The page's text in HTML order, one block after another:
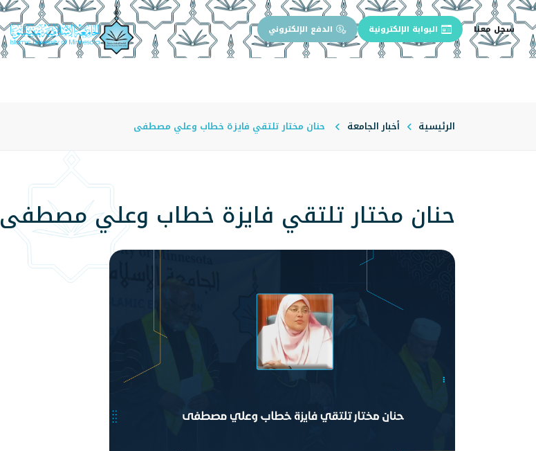
سجل معنا البوابة الإلكترونية الدفع الإلكتروني
الرئيسية أخبار الجامعة حنان مختار تلتقي فايزة خطاب وعلي مصطفى
حنان مختار تلتقي فايزة خطاب وعلي مصطفى